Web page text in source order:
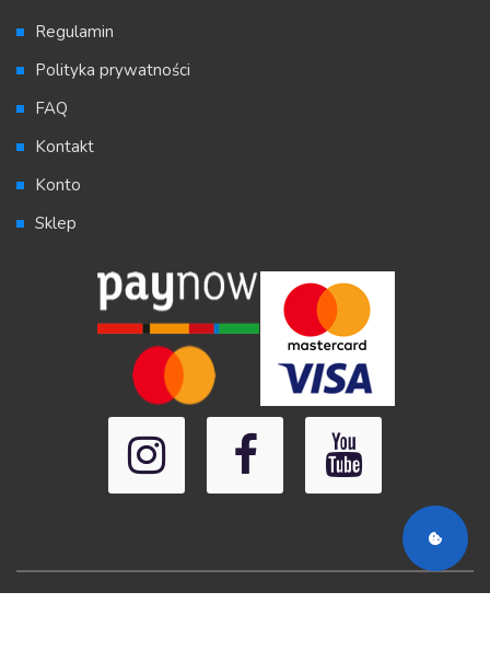
Regulamin
Polityka prywatności
FAQ
Kontakt
Konto
Sklep